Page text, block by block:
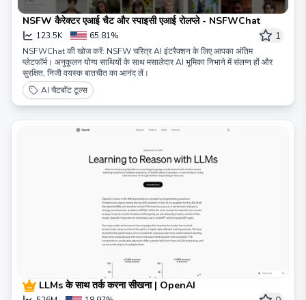
NSFW कैरेक्टर एआई चैट और स्पाइसी एआई रोलप्ले - NSFWChat
123.5K 65.81% 1
NSFWChat की खोज करें: NSFW चरित्र AI इंटरैक्शन के लिए आपका अंतिम
प्लेटफॉर्म। अनुकूलन योग्य साथियों के साथ मसालेदार AI भूमिका निभाने में संलग्न हों और
सुरक्षित, निजी वयस्क बातचीत का आनंद लें।
AI चैटबॉट टूल्स
LLMs के साथ तर्क करना सीखना | OpenAI